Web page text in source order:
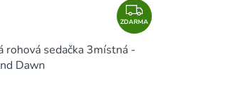
Z
D
ZDARMA
rohová sedačka 3místná -
Dawn